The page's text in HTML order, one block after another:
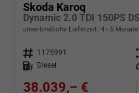
Skoda Karoq
unverbindliche Lieferzeit: 4 - 5 Monate
Fahrzeugnr. 1175991
Kraftstoff
Diesel
38.039,– €